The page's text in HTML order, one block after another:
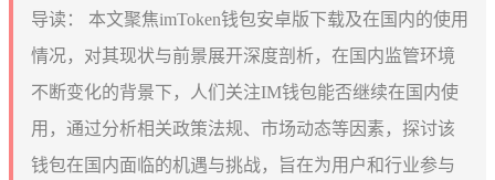
导读：
本文聚焦imToken钱包安卓版下载及在国内的使用
情况，对其现状与前景展开深度剖析，在国内监管环境
不断变化的背景下，人们关注IM钱包能否继续在国内使
用，通过分析相关政策法规、市场动态等因素，探讨该
钱包在国内面临的机遇与挑战，旨在为用户和行业参与